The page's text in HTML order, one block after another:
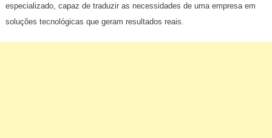
especializado, capaz de traduzir as necessidades de uma empresa em
soluções tecnológicas que geram resultados reais.